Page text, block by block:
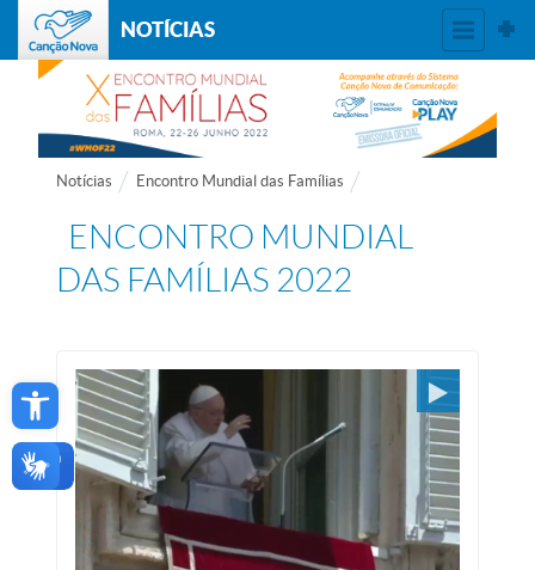
Open toolbar
NOTÍCIAS
Notícias Encontro Mundial das Famílias
ENCONTRO MUNDIAL
DAS FAMÍLIAS 2022